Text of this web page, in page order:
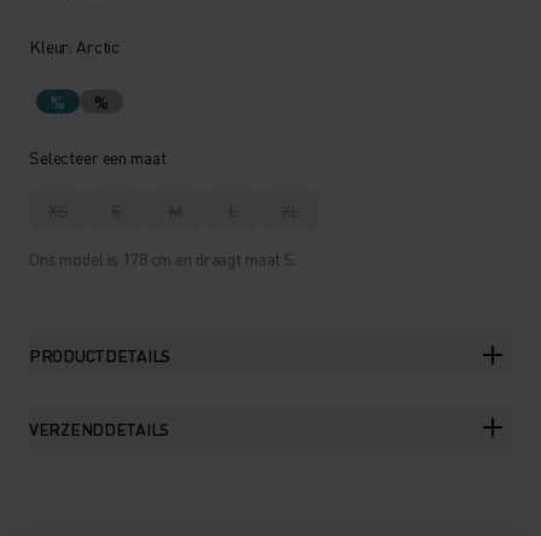
Kleur: Arctic
% %
Selecteer een maat
XS S M L XL
Ons model is 178 cm en draagt maat S.
PRODUCTDETAILS
VERZENDDETAILS